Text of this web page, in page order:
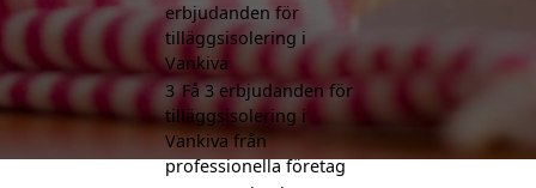
erbjudanden för
tilläggsisolering i
Vankiva
3 Få 3 erbjudanden för
tilläggsisolering i
Vankiva från
professionella företag